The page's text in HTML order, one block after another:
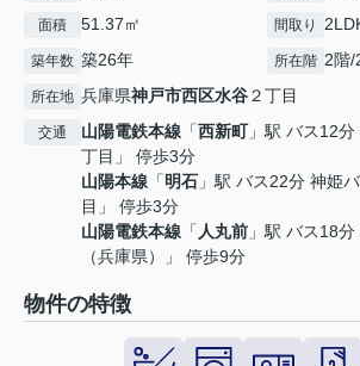
面積 51.37㎡ 間取り
築年数 築26年 所在階 2階/
所在地 兵庫県神戸市西区水谷２丁目
交通 山陽電鉄本線 「西新町」駅 バス12分
丁目」 停歩3分
山陽本線 「明石 」駅 バス22分 神姫
目」 停歩3分
山陽電鉄本線 「 人丸前 」駅 バス18
（兵庫県）」 停歩9分
物件の特徴